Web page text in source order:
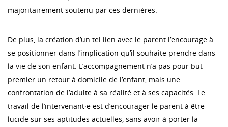
majoritairement soutenu par ces dernières.
De plus, la création d’un tel lien avec le parent l’encourage à
se positionner dans l’implication qu’il souhaite prendre dans
la vie de son enfant. L’accompagnement n’a pas pour but
premier un retour à domicile de l’enfant, mais une
confrontation de l’adulte à sa réalité et à ses capacités. Le
travail de l’intervenant·e est d’encourager le parent à être
lucide sur ses aptitudes actuelles, sans avoir à porter la